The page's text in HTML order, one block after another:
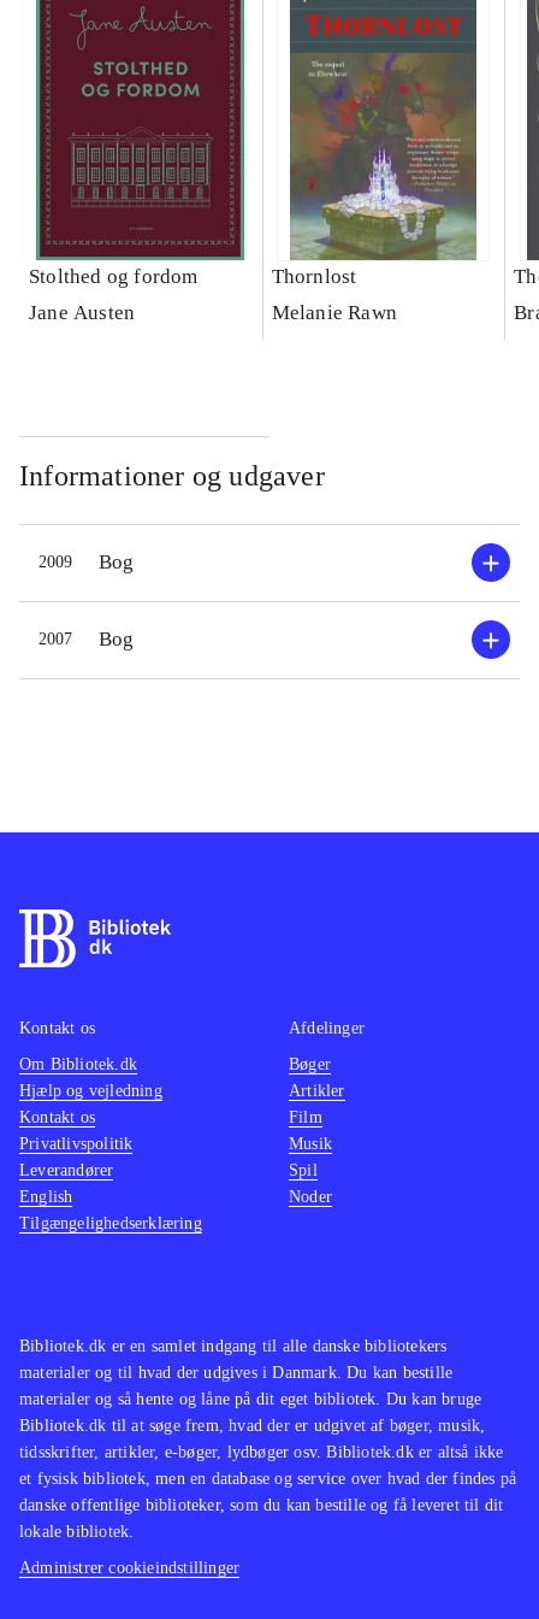
Stolthed og fordom
Jane Austen
Thornlost
Melanie Rawn
Informationer og udgaver
2009 Bog
2007 Bog
Bibliotek.dk er en samlet indgang til alle danske bibliotekers
materialer og til hvad der udgives i Danmark. Du kan bestille
materialer og så hente og låne på dit eget bibliotek. Du kan bruge
Bibliotek.dk til at søge frem, hvad der er udgivet af bøger, musik,
tidsskrifter, artikler, e-bøger, lydbøger osv. Bibliotek.dk er altså ikke
et fysisk bibliotek, men en database og service over hvad der findes på
danske offentlige biblioteker, som du kan bestille og få leveret til dit
lokale bibliotek.
Administrer cookieindstillinger
Kontakt os
Om Bibliotek.dk
Hjælp og vejledning
Kontakt os
Privatlivspolitik
Leverandører
English
Tilgængelighedserklæring
Afdelinger
Bøger
Artikler
Film
Musik
Spil
Noder